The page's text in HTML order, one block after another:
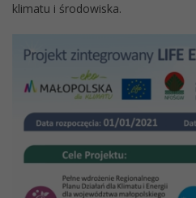
klimatu i środowiska.